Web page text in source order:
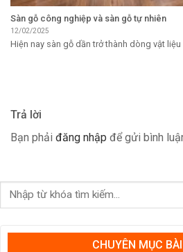
Sàn gỗ công nghiệp và sàn gỗ tự nhiên
12/02/2025
Hiện nay sàn gỗ dần trở thành dòng vật liệu
Trả lời
Bạn phải đăng nhập để gửi bình
CHUYÊN MỤC